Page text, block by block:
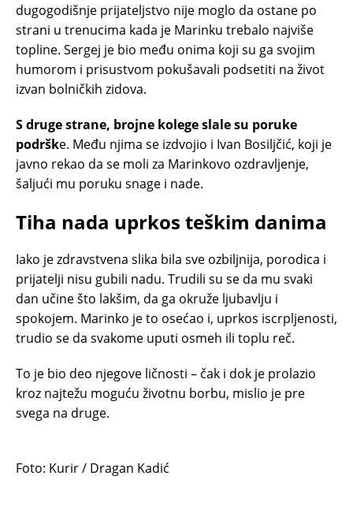
dugogodišnje prijateljstvo nije moglo da ostane po
strani u trenucima kada je Marinku trebalo najviše
topline. Sergej je bio među onima koji su ga svojim
humorom i prisustvom pokušavali podsetiti na život
izvan bolničkih zidova.
S druge strane, brojne kolege slale su poruke
podrške. Među njima se izdvojio i Ivan Bosiljčić, koji je
javno rekao da se moli za Marinkovo ozdravljenje,
šaljući mu poruku snage i nade.
Tiha nada uprkos teškim danima
Iako je zdravstvena slika bila sve ozbiljnija, porodica i
prijatelji nisu gubili nadu. Trudili su se da mu svaki
dan učine što lakšim, da ga okruže ljubavlju i
spokojem. Marinko je to osećao i, uprkos iscrpljenosti,
trudio se da svakome uputi osmeh ili toplu reč.
To je bio deo njegove ličnosti – čak i dok je prolazio
kroz najtežu moguću životnu borbu, mislio je pre
svega na druge.
Foto: Kurir / Dragan Kadić